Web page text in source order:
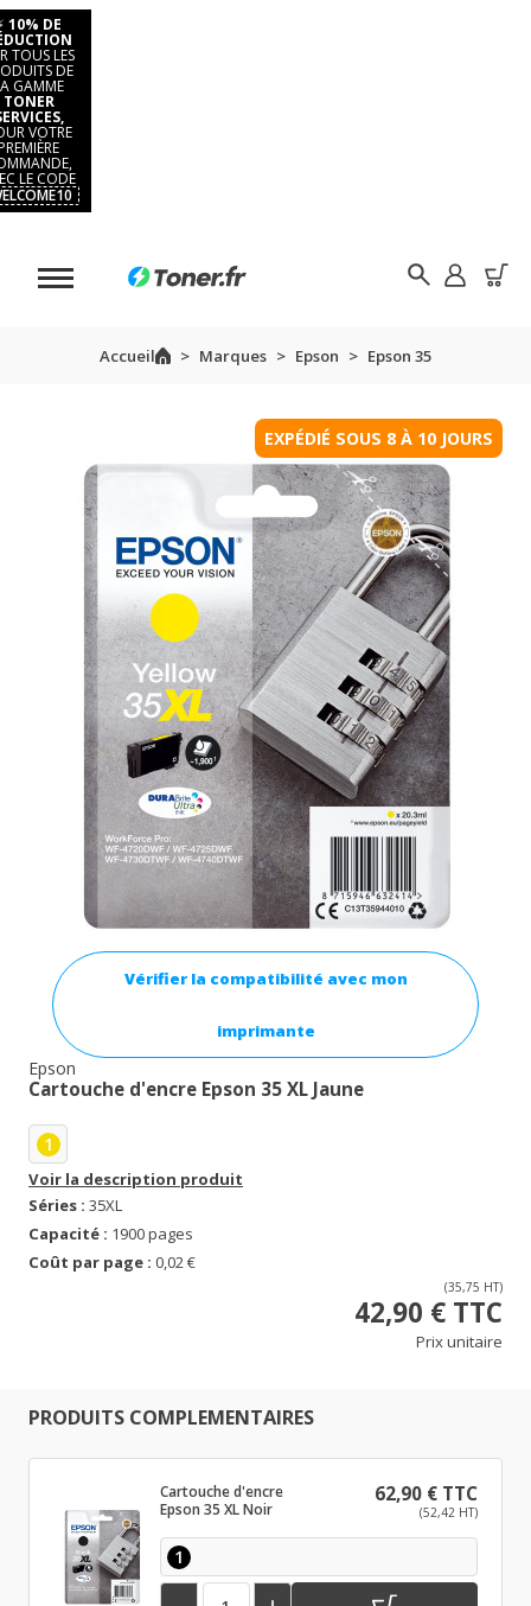
10% DE
TOUS LES
DE
GAMME
TONER
VOTRE
LE CODE
Accueil Marques Epson Epson 35
EXPÉDIÉ SOUS 8 À 10 JOURS
Vérifier la compatibilité avec mon
imprimante
Epson
Cartouche d'encre Epson 35 XL Jaune
1
Voir la description produit
Séries : 35XL
Capacité : 1900 pages
Coût par page : 0,02 €
(35,75 HT)
42,90 € TTC
Prix unitaire
PRODUITS COMPLEMENTAIRES
Cartouche d'encre
Epson 35 XL Noir
62,90 € TTC
(52,42 HT)
1